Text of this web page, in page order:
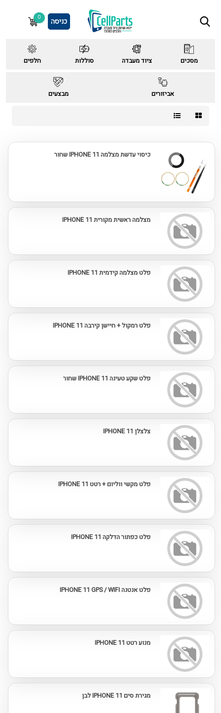
כניסה 0
מסכים ציוד מעבדה סוללות חלפים
אביזורים מבצעים
כיסוי עדשת מצלמה IPHONE 11 שחור
מצלמה ראשית מקורית IPHONE 11
פלט מצלמה קידמית IPHONE 11
פלט רמקול + חיישן קירבה IPHONE 11
פלט שקע טעינה IPHONE 11 שחור
צלצלן IPHONE 11
פלט מקשי ווליום + רטט IPHONE 11
פלט כפתור הדלקה IPHONE 11
פלט אנטנה IPHONE 11 GPS / WIFI
מנוע רטט IPHONE 11
מגירת סים IPHONE 11 לבן